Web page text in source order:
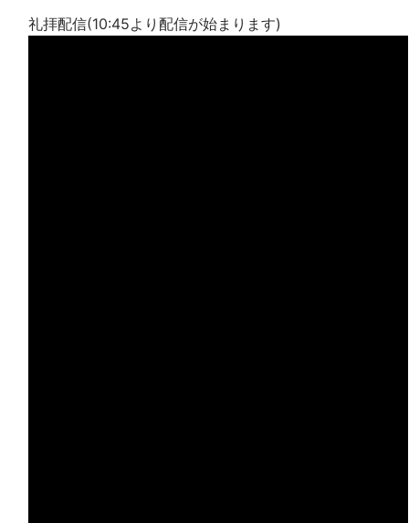
礼拝配信(10:45より配信が始まります)